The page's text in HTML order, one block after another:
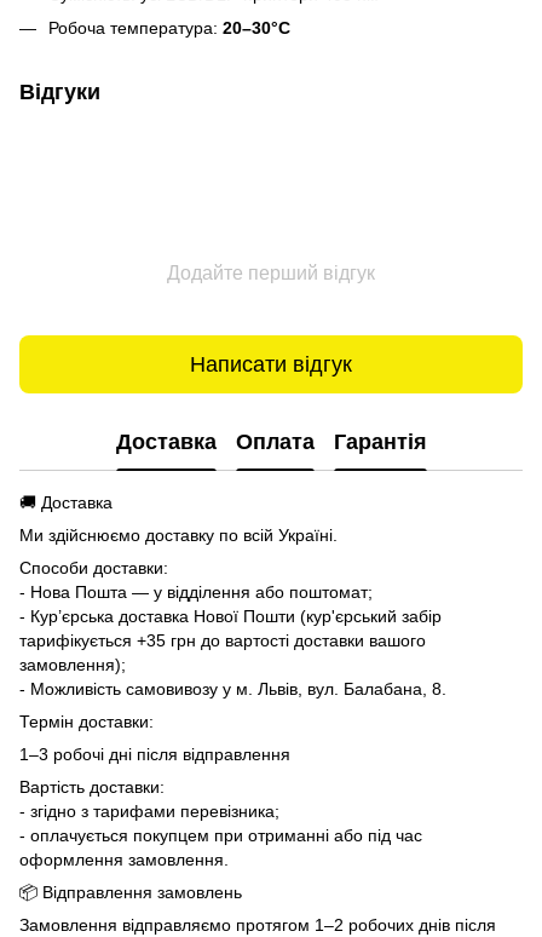
Робоча температура: 20–30°C
Відгуки
Додайте перший відгук
Написати відгук
Доставка Оплата Гарантія
🚚 Доставка
Ми здійснюємо доставку по всій Україні.
Способи доставки:
- Нова Пошта — у відділення або поштомат;
- Кур’єрська доставка Нової Пошти (кур'єрський забір
тарифікується +35 грн до вартості доставки вашого
замовлення);
- Можливість самовивозу у м. Львів, вул. Балабана, 8.
Термін доставки:
1–3 робочі дні після відправлення
Вартість доставки:
- згідно з тарифами перевізника;
- оплачується покупцем при отриманні або під час
оформлення замовлення.
📦 Відправлення замовлень
Замовлення відправляємо протягом 1–2 робочих днів після